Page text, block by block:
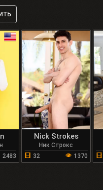
2483
Nick Strokes
Ник Строкс
32
1370